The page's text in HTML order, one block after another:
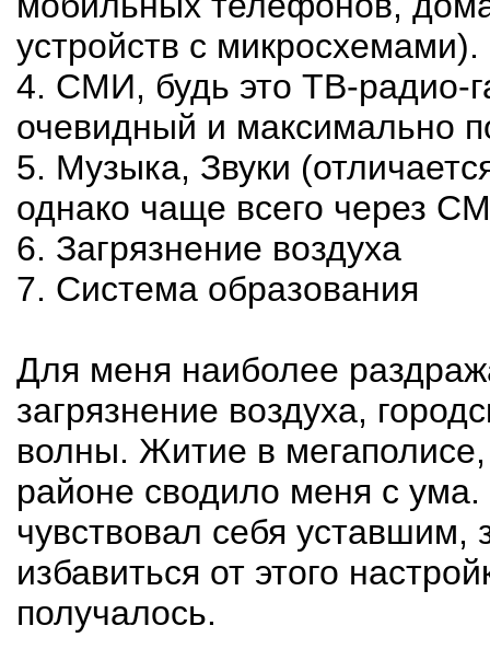
устройств с микросхемами).
4. СМИ, будь это ТВ-радио-
очевидный и максимально
5. Музыка, Звуки
однако чаще всего через
6. Загрязнение воздуха
7. Система образования
Для меня наиболее
загрязнение воздуха,
волны. Житие в
районе сводило меня с
чувствовал себя
избавиться от этого
получалось.